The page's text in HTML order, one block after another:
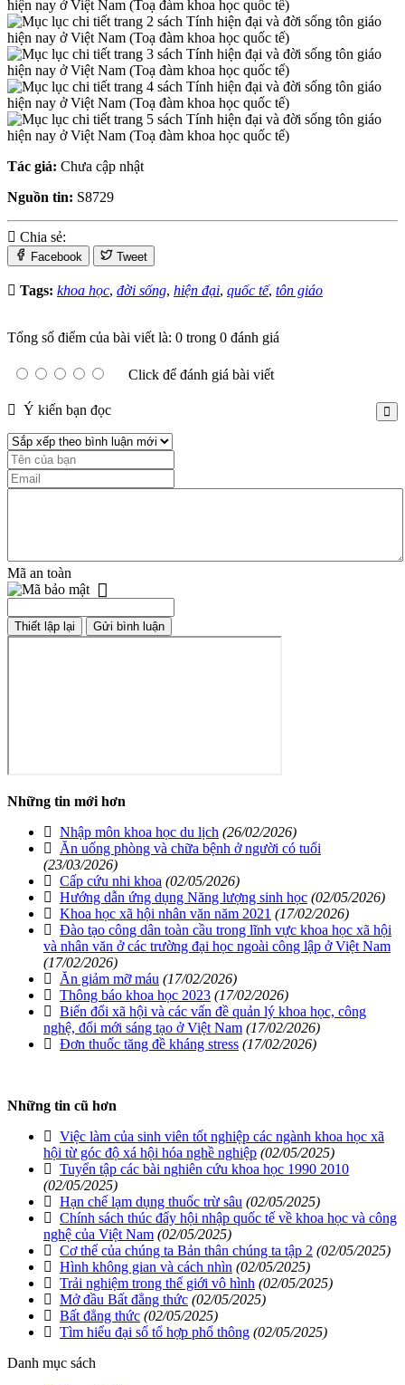
Tác giả: Chưa cập nhật
Nguồn tin: S8729
Chia sẻ:
Facebook Tweet
Tags: khoa học, đời sống, hiện đại, quốc tế, tôn giáo
Tổng số điểm của bài viết là: 0 trong 0 đánh giá
Click để đánh giá bài viết
Ý kiến bạn đọc
Mã an toàn
Những tin mới hơn
Nhập môn khoa học du lịch (26/02/2026)
Ăn uống phòng và chữa bệnh ở người có tuổi
(23/03/2026)
Cấp cứu nhi khoa (02/05/2026)
Hướng dẫn ứng dụng Năng lượng sinh học (02/05/2026)
Khoa học xã hội nhân văn năm 2021 (17/02/2026)
Đào tạo công dân toàn cầu trong lĩnh vực khoa học xã hội
và nhân văn ở các trường đại học ngoài công lập ở Việt Nam
(17/02/2026)
Ăn giảm mỡ máu (17/02/2026)
Thông báo khoa học 2023 (17/02/2026)
Biến đổi xã hội và các vấn đề quản lý khoa học, công
nghệ, đổi mới sáng tạo ở Việt Nam (17/02/2026)
Đơn thuốc tăng đề kháng stress (17/02/2026)
Những tin cũ hơn
Việc làm của sinh viên tốt nghiệp các ngành khoa học xã
hội từ góc độ xá hội hóa nghề nghiệp (02/05/2025)
Tuyển tập các bài nghiên cứu khoa học 1990 2010
(02/05/2025)
Hạn chế lạm dụng thuốc trừ sâu (02/05/2025)
Chính sách thúc đẩy hội nhập quốc tế về khoa học và công
nghệ của Việt Nam (02/05/2025)
Cơ thể của chúng ta Bản thân chúng ta tập 2 (02/05/2025)
Hình không gian và cách nhìn (02/05/2025)
Trải nghiệm trong thế giới vô hình (02/05/2025)
Mở đầu Bất đẳng thức (02/05/2025)
Bất đẳng thức (02/05/2025)
Tìm hiểu đại số tổ hợp phổ thông (02/05/2025)
Danh mục sách